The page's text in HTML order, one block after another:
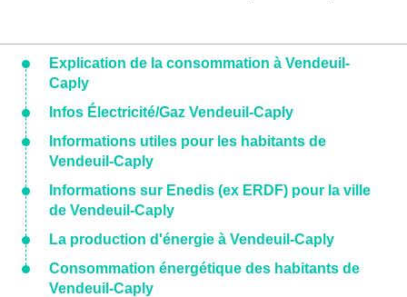
Explication de la consommation à Vendeuil-
Caply
Infos Électricité/Gaz Vendeuil-Caply
Informations utiles pour les habitants de
Vendeuil-Caply
Informations sur Enedis (ex ERDF) pour la ville
de Vendeuil-Caply
La production d'énergie à Vendeuil-Caply
Consommation énergétique des habitants de
Vendeuil-Caply